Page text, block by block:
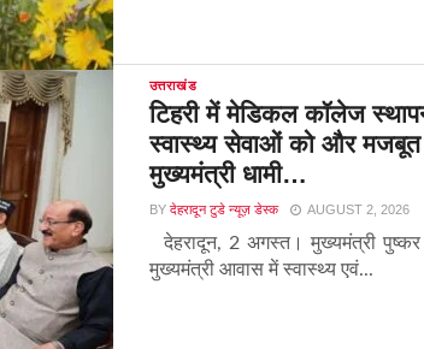
उत्तराखंड
टिहरी में मेडिकल कॉलेज
स्वास्थ्य सेवाओं को और मजबूत
मुख्यमंत्री धामी…
BY देहरादून टुडे न्यूज़ डेस्क AUGUST 2, 2026
देहरादून, 2 अगस्त। मुख्यमंत्री पुष्कर
मुख्यमंत्री आवास में स्वास्थ्य एवं...